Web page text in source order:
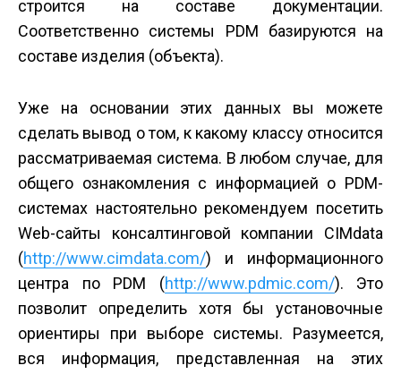
строится на составе документации.
Соответственно системы PDM базируются на
составе изделия (объекта).
Уже на основании этих данных вы можете
сделать вывод о том, к какому классу относится
рассматриваемая система. В любом случае, для
общего ознакомления с информацией о PDM-
системах настоятельно рекомендуем посетить
Web-сайты консалтинговой компании CIMdata
(http://www.cimdata.com/) и информационного
центра по PDM (http://www.pdmic.com/). Это
позволит определить хотя бы установочные
ориентиры при выборе системы. Разумеется,
вся информация, представленная на этих